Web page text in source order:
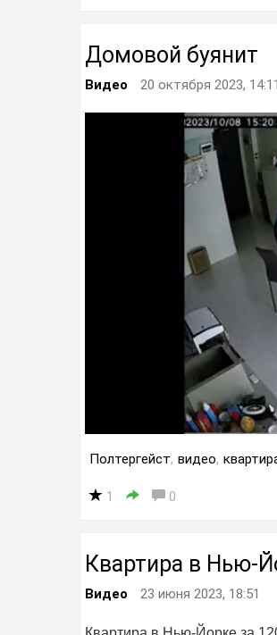
Домовой буянит
Видео 20 октября 2023, 14:11
Полтергейст, видео,
1 0
Квартира в Нью-
Видео 23 июня 2023, 18:51